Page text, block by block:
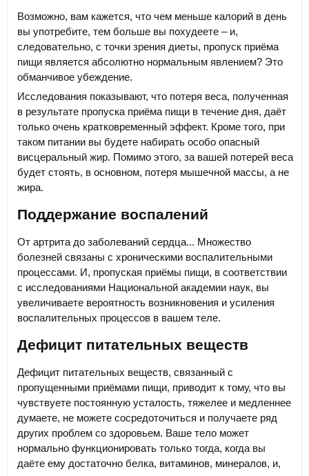
Возможно, вам кажется, что чем меньше калорий в день
вы употребите, тем больше вы похудеете – и,
следовательно, с точки зрения диеты, пропуск приёма
пищи является абсолютно нормальным явлением? Это
обманчивое убеждение.
Исследования показывают, что потеря веса, полученная
в результате пропуска приёма пищи в течение дня, даёт
только очень кратковременный эффект. Кроме того, при
таком питании вы будете набирать особо опасный
висцеральный жир. Помимо этого, за вашей потерей веса
будет стоять, в основном, потеря мышечной массы, а не
жира.
Поддержание воспалений
От артрита до заболеваний сердца... Множество
болезней связаны с хроническими воспалительными
процессами. И, пропуская приёмы пищи, в соответствии
с исследованиями Национальной академии наук, вы
увеличиваете вероятность возникновения и усиления
воспалительных процессов в вашем теле.
Дефицит питательных веществ
Дефицит питательных веществ, связанный с
пропущенными приёмами пищи, приводит к тому, что вы
чувствуете постоянную усталость, тяжелее и медленнее
думаете, не можете сосредоточиться и получаете ряд
других проблем со здоровьем. Ваше тело может
нормально функционировать только тогда, когда вы
даёте ему достаточно белка, витаминов, минералов, и,